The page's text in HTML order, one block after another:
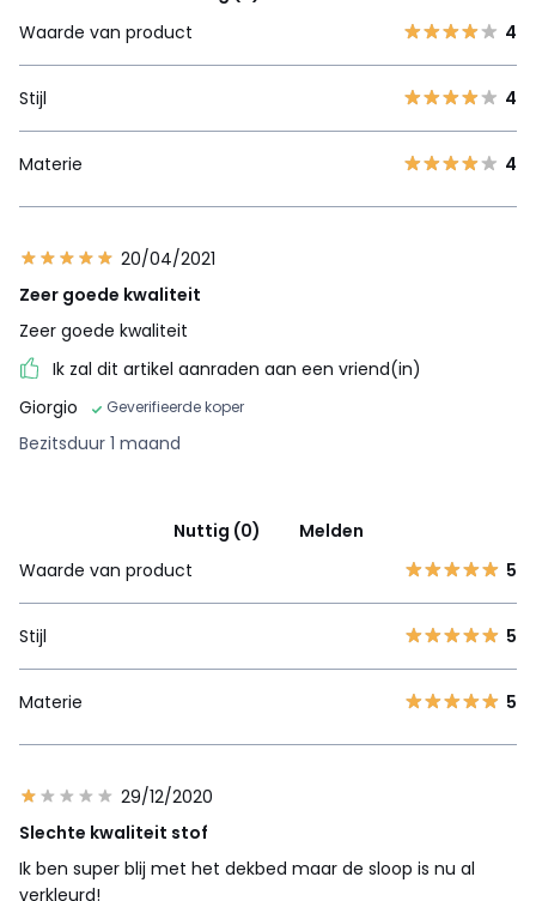
Waarde van product
4
Stijl 4
Materie 4
20/04/2021
Zeer goede kwaliteit
Zeer goede kwaliteit
Ik zal dit artikel aanraden aan een vriend(in)
Giorgio
Geverifieerde koper
Bezitsduur 1 maand
Nuttig (0)
Melden
Waarde van product
5
Stijl 5
Materie 5
29/12/2020
Slechte kwaliteit stof
Ik ben super blij met het dekbed maar de sloop is nu al
verkleurd!